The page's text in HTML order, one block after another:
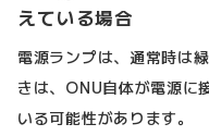
えている場合
電源ランプは、通常時は
きは、ONU自体が電源に
いる可能性があります。